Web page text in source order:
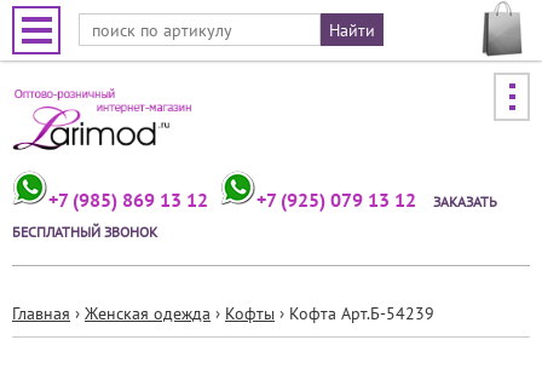
Jump to navigation
+7 (985) 869 13 12 +7 (925) 079 13 12
ЗАКАЗАТЬ
БЕСПЛАТНЫЙ ЗВОНОК
Главная › Женская одежда › Кофты › Кофта Арт.Б-54239